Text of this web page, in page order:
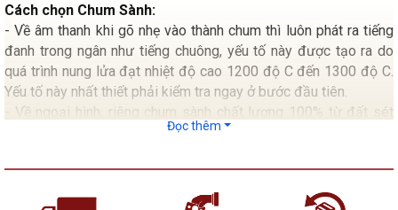
Cách chọn Chum Sành:
- Về âm thanh khi gõ nhẹ vào thành chum thì luôn phát ra tiếng
đanh trong ngân như tiếng chuông, yếu tố này được tạo ra do
quá trình nung lửa đạt nhiệt độ cao 1200 độ C đến 1300 độ C.
Yếu tố này nhất thiết phải kiểm tra ngay ở bước đầu tiên.
- Về ngoại hình, riêng chum sành chất lượng 100% từ đất sét
chum không bao giờ đạt tới độ bóng bẩy như các loại chum
- Kiểm tra mặt trong lẫn mặt ngoài của chum không xuất hiện
những dấu rạn nứt.
Đọc thêm